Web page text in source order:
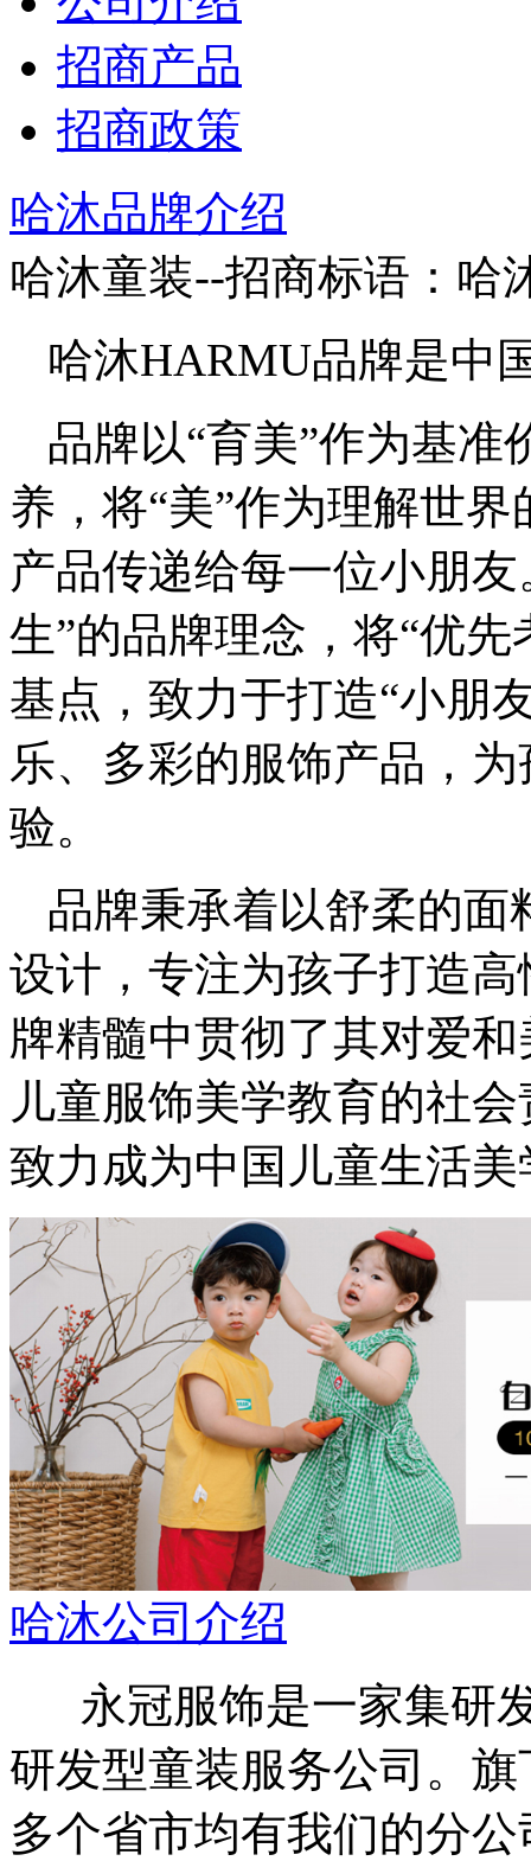
招商产品
招商政策
哈沐品牌介绍
哈沐童装--招商标语： 哈
哈沐HARMU品牌是中
品牌以“育美”作为基
养，将“美”作为理解世
产品传递给每一位小朋
生”的品牌理念，将“优
基点，致力于打造“小朋
乐、多彩的服饰产品，
验。
品牌秉承着以舒柔的
设计，专注为孩子打造
牌精髓中贯彻了其对爱
儿童服饰美学教育的社
致力成为中国儿童生活
哈沐公司介绍
永冠服饰是一家集研
研发型童装服务公司。
多个省市均有我们的分